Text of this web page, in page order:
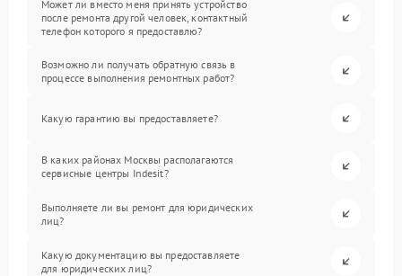
Может ли вместо меня принять устройство
после ремонта другой человек, контактный
телефон которого я предоставлю?
Возможно ли получать обратную связь в
процессе выполнения ремонтных работ?
Какую гарантию вы предоставляете?
В каких районах Москвы располагаются
сервисные центры Indesit?
Выполняете ли вы ремонт для юридических
лиц?
Какую документацию вы предоставляете
для юридических лиц?